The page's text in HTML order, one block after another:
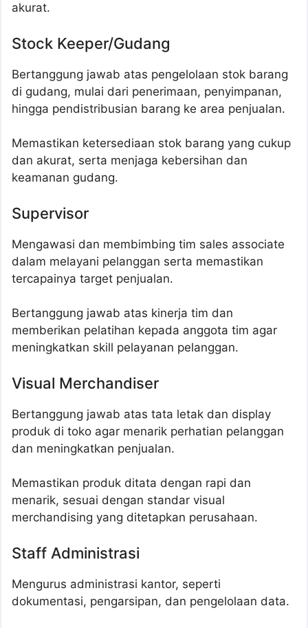
akurat.
Stock Keeper/Gudang
Bertanggung jawab atas pengelolaan stok barang
di gudang, mulai dari penerimaan, penyimpanan,
hingga pendistribusian barang ke area penjualan.
Memastikan ketersediaan stok barang yang cukup
dan akurat, serta menjaga kebersihan dan
keamanan gudang.
Supervisor
Mengawasi dan membimbing tim sales associate
dalam melayani pelanggan serta memastikan
tercapainya target penjualan.
Bertanggung jawab atas kinerja tim dan
memberikan pelatihan kepada anggota tim agar
meningkatkan skill pelayanan pelanggan.
Visual Merchandiser
Bertanggung jawab atas tata letak dan display
produk di toko agar menarik perhatian pelanggan
dan meningkatkan penjualan.
Memastikan produk ditata dengan rapi dan
menarik, sesuai dengan standar visual
merchandising yang ditetapkan perusahaan.
Staff Administrasi
Mengurus administrasi kantor, seperti
dokumentasi, pengarsipan, dan pengelolaan data.